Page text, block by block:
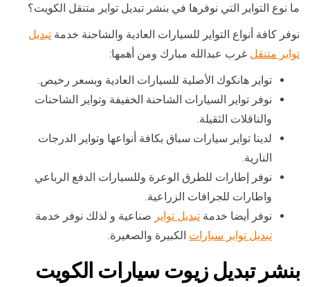
ما نوع التواير التي نوفرها في بنشر تبديل تواير متنقل الكويت؟
نوفر كافة أنواع التواير للسيارات العادية والشاحنة خدمة تبديل
تواير متنقل غرب عبدالله مبارك ومن أهمها:
تواير هانكوك الأصلية للسيارات العادية وبسعر رخيص.
نوفر تواير السيارات الشاحنة الخفيفة وتواير الشاحنات
والناقلات الثقيلة.
لدينا تواير سيارات سباق بكافة أنواعها وتواير الدرجات
النارية.
نوفر إطارات للطرق الوعرة وللسيارات الدفع الرباعي
واطارات للجرافات الزراعية.
نوفر أيضا خدمة تبديل تواير صناعية و لذلك نوفر خدمة
تبديل تواير سيارات الكبيرة والصغيرة.
بنشر تبديل زيوت سيارات الكويت